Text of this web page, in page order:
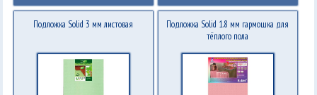
Подложка Solid 3 мм листовая
Подложка Solid 1.8 мм гармошка для
тёплого пола